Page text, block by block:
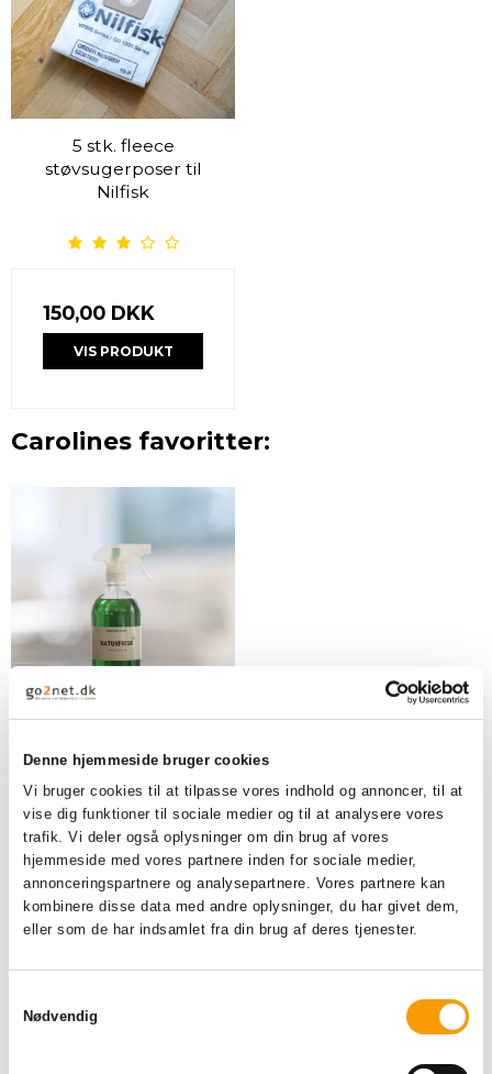
Denne hjemmeside bruger cookies
Vi bruger cookies til at tilpasse vores indhold og annoncer, til at
vise dig funktioner til sociale medier og til at analysere vores
trafik. Vi deler også oplysninger om din brug af vores
hjemmeside med vores partnere inden for sociale medier,
annonceringspartnere og analysepartnere. Vores partnere kan
kombinere disse data med andre oplysninger, du har givet dem,
eller som de har indsamlet fra din brug af deres tjenester.
Nødvendig
5 stk. fleece
støvsugerposer til
Nilfisk
150,00 DKK
VIS PRODUKT
Carolines favoritter:
57,00 DKK
VIS PRODUKT